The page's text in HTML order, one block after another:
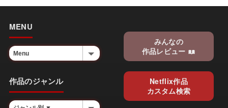
MENU
作品のジャンル
みんなの
作品レビュー
Netflix作品
カスタム検索